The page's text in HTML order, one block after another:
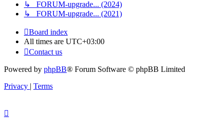
↳ FORUM-upgrade... (2024)
↳ FORUM-upgrade... (2021)
Board index
All times are UTC+03:00
Contact us
Powered by phpBB® Forum Software © phpBB Limited
Privacy | Terms